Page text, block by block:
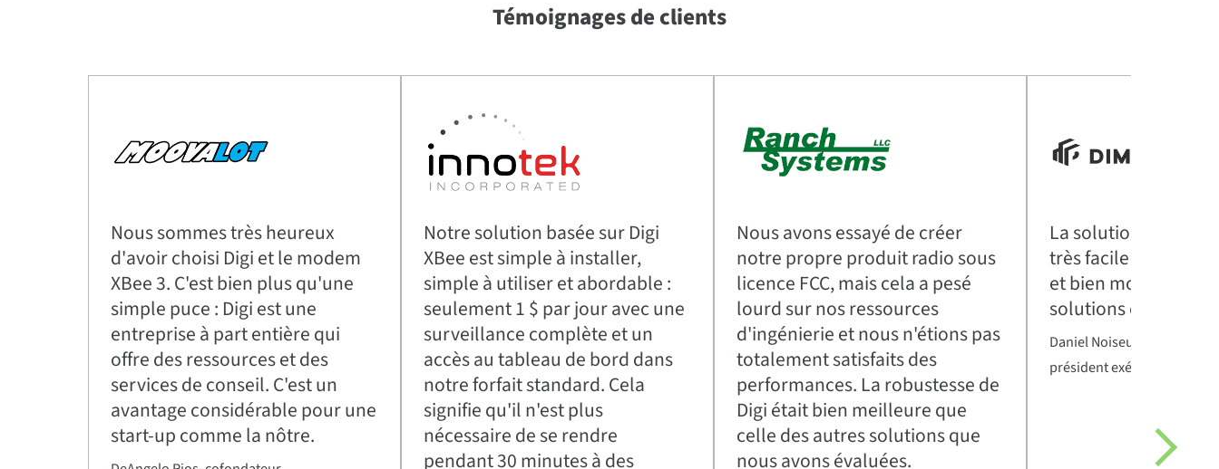
Témoignages de clients
Nous sommes très heureux
d'avoir choisi Digi et le modem
XBee 3. C'est bien plus qu'une
simple puce : Digi est une
entreprise à part entière qui
offre des ressources et des
services de conseil. C'est un
avantage considérable pour une
start-up comme la nôtre.
Notre solution basée sur Digi
XBee est simple à installer,
simple à utiliser et abordable :
seulement 1 $ par jour avec une
surveillance complète et un
accès au tableau de bord dans
notre forfait standard. Cela
signifie qu'il n'est plus
nécessaire de se rendre
pendant 30 minutes à des
Nous avons essayé de créer
notre propre produit radio sous
licence FCC, mais cela a pesé
lourd sur nos ressources
d'ingénierie et nous n'étions pas
totalement satisfaits des
performances. La robustesse de
Digi était bien meilleure que
celle des autres solutions que
nous avons évaluées.
La solution réseau
très facile à
et bien moins
solutions
Daniel Noiseux, directeur
président exécutif